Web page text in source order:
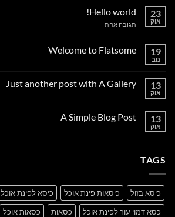
23
אוק
Hello world!
תגובה אחתעל
19
נוב
Welcome to Flatsome
Welcome
13
אוק
Just another post with A Gallery
Just
13
אוק
A Simple Blog Post
TAGS
כיסא בזול כיסאות פינת אוכל
כיסא לפינת אוכל
כסא דמוי עור לפינת אוכל
כסאות
כסאות אוכל